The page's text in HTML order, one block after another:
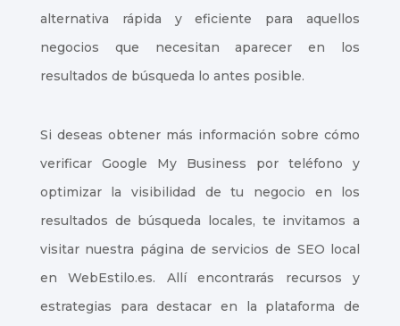
alternativa rápida y eficiente para aquellos
negocios que necesitan aparecer en los
resultados de búsqueda lo antes posible.
Si deseas obtener más información sobre cómo
verificar Google My Business por teléfono y
optimizar la visibilidad de tu negocio en los
resultados de búsqueda locales, te invitamos a
visitar nuestra página de servicios de SEO local
en WebEstilo.es. Allí encontrarás recursos y
estrategias para destacar en la plataforma de